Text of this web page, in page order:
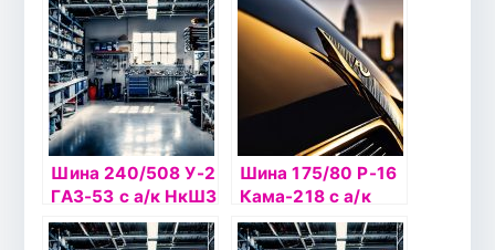
Шина 240/508 У-2
ГАЗ-53 с а/к НкШЗ
Шина 175/80 Р-16
Кама-218 с а/к
НкШЗ